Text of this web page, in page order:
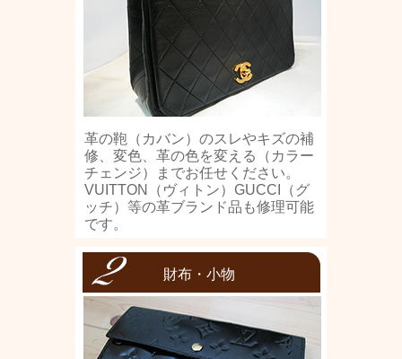
革の鞄（カバン）のスレやキズの補
修、変色、革の色を変える（カラー
チェンジ）までお任せください。
VUITTON（ヴィトン）GUCCI（グ
ッチ）等の革ブランド品も修理可能
です。
財布・小物